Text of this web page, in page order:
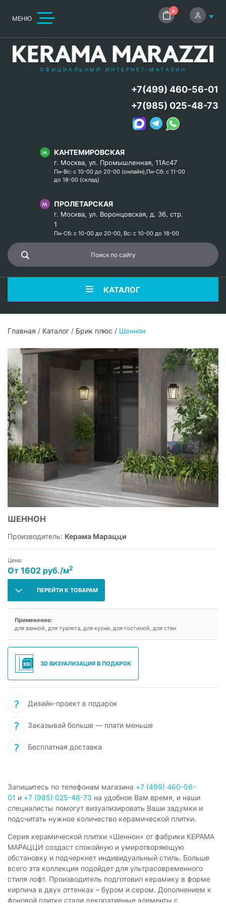
МЕНЮ
0
ОФИЦИАЛЬНЫЙ ИНТЕРНЕТ-МАГАЗИН
КАНТЕМИРОВСКАЯ
г. Москва, ул. Промышленная, 11Ас47
Пн-Вс: с 10-00 до 20-00 (онлайн),Пн-Сб: с 11-00
до 18-00 (склад)
ПРОЛЕТАРСКАЯ
г. Москва, ул. Воронцовская, д. 36, стр.
1
Пн-Сб: с 10-00 до 20-00, Вс: с 10-00 до 18-00
+7(499) 460-56-01
+7(985) 025-48-73
КАТАЛОГ
Главная / Каталог / Брик плюс / Шеннон
ШЕННОН
Производитель: Керама Марацци
Цена:
От 1602 руб./м2
ПЕРЕЙТИ К ТОВАРАМ
Применение:
для ванной, для туалета, для кухни, для гостиной, для стен
3D ВИЗУАЛИЗАЦИЯ В ПОДАРОК
Дизайн-проект в подарок
Заказывай больше — плати меньше
Бесплатная доставка
Запишитесь по телефонам магазина +7 (499) 460-56-
01 и +7 (985) 025-48-73 на удобное Вам время, и наши
специалисты помогут визуализировать Ваши задумки и
подсчитать нужное количество керамической плитки.
Серия керамической плитки «Шеннон» от фабрики КЕРАМА
МАРАЦЦИ создаст спокойную и умиротворяющую
обстановку и подчеркнет индивидуальный стиль. Больше
всего эта коллекция подойдет для ультрасовременного
стиля лофт. Производитель подготовил керамику в форме
кирпича в двух оттенках – буром и сером. Дополнением к
фоновой плитке стали декоративные элементы с